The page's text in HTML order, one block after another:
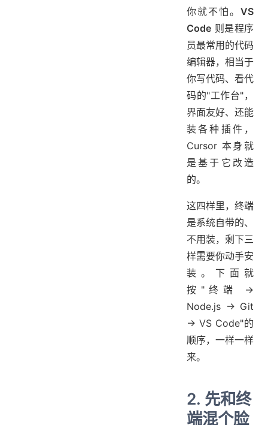
你就不怕。 VS
Code 则是程序
员最常用的代码
编辑器，相当于
你写代码、看代
码的"工作台"，
界面友好、还能
装各种插件，
Cursor 本身就
是基于它改造
的。
这四样里，终端
是系统自带的、
不用装，剩下三
样需要你动手安
装。下面就
按"终端 →
Node.js → Git
→ VS Code"的
顺序，一样一样
来。
2. 先和终
端混个脸